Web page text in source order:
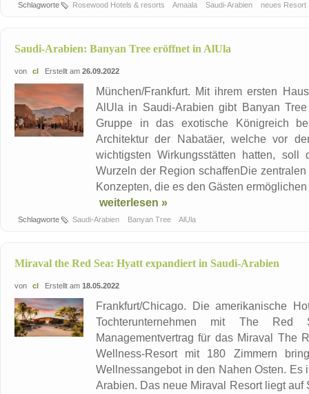
Schlagworte Rosewood Hotels & resorts Amaala Saudi-Arabien neues Resort
Saudi-Arabien: Banyan Tree eröffnet in AlUla
von cl Erstellt am 26.09.2022
München/Frankfurt. Mit ihrem ersten
AlUla in Saudi-Arabien gibt Banyan
Gruppe in das exotische Königreich
Architektur der Nabatäer, welche vor
wichtigsten Wirkungsstätten hatten,
Wurzeln der Region schaffenDie
Konzepten, die es den Gästen
weiterlesen »
Schlagworte Saudi-Arabien Banyan Tree AlUla
Miraval the Red Sea: Hyatt expandiert in Saudi-Arabien
von cl Erstellt am 18.05.2022
Frankfurt/Chicago. Die amerikanische
Tochterunternehmen mit The Red
Managementvertrag für das Miraval The
Wellness-Resort mit 180 Zimmern
Wellnessangebot in den Nahen Osten.
Arabien. Das neue Miraval Resort liegt